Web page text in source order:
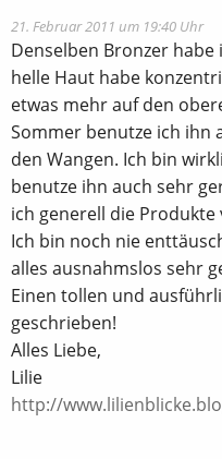
21. Februar 2011 um 19:40 Uhr
Denselben Bronzer
helle Haut habe
etwas mehr auf den
Sommer benutze ich ihn
den Wangen. Ich bin
benutze ihn auch sehr
ich generell die
Ich bin noch nie
alles ausnahmslos sehr
Einen tollen und
geschrieben!
Alles Liebe,
Lilie
http://